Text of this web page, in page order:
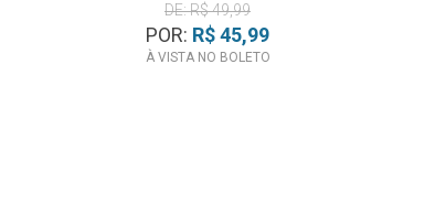
DE: R$ 49,99
POR: R$ 45,99
À VISTA NO BOLETO